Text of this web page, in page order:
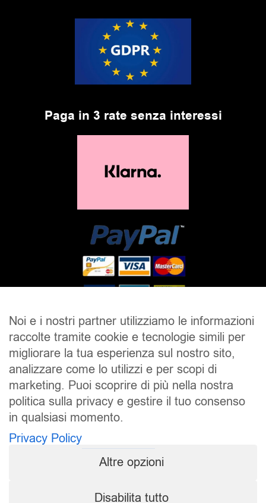
Paga in 3 rate senza interessi
SALDI UOMO DONNA UNISEX
ACCESSORI BRAND CONTATTI
CHI SIAMO
SPEDIZIONE E RESI
Pierrot S.r.l.
Pierrot – All Copyright reserved – 1983/2024
Noi e i nostri partner utilizziamo le informazioni
raccolte tramite cookie e tecnologie simili per
migliorare la tua esperienza sul nostro sito,
analizzare come lo utilizzi e per scopi di
marketing. Puoi scoprire di più nella nostra
politica sulla privacy e gestire il tuo consenso
in qualsiasi momento.
Privacy Policy
Altre opzioni
Disabilita tutto